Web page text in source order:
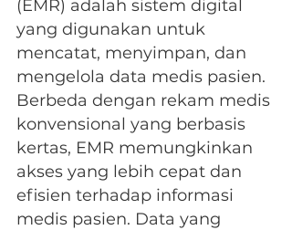
(EMR) adalah sistem digital
yang digunakan untuk
mencatat, menyimpan, dan
mengelola data medis pasien.
Berbeda dengan rekam medis
konvensional yang berbasis
kertas, EMR memungkinkan
akses yang lebih cepat dan
efisien terhadap informasi
medis pasien. Data yang